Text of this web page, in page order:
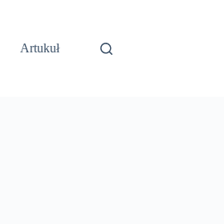
Artukuł